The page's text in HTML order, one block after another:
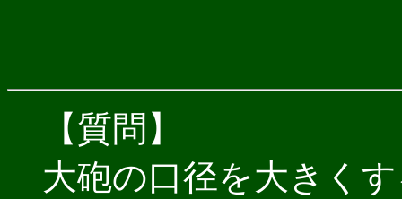
【質問】
大砲の口径を大きく